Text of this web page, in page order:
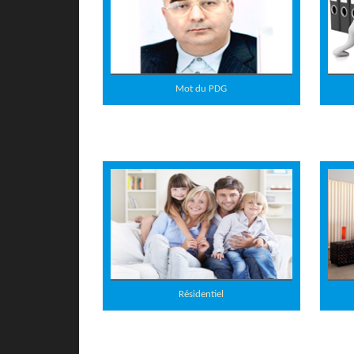
Mot du PDG
Résidentiel